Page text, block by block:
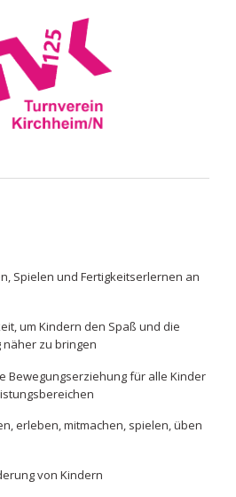
Spielen und Fertigkeitserlernen an
um Kindern den Spaß und die
näher zu bringen
Bewegungserziehung für alle Kinder
erleben, mitmachen, spielen, üben
von Kindern